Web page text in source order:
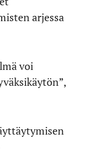
arjessa
voi